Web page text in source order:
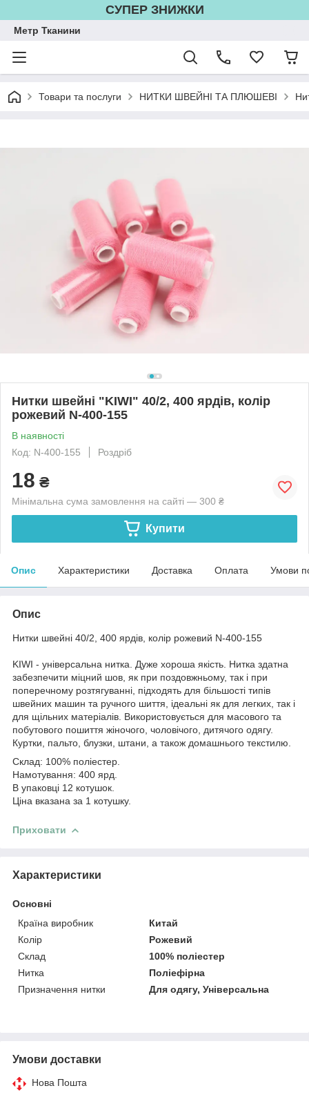
СУПЕР ЗНИЖКИ
Метр Тканини
Товари та послуги НИТКИ ШВЕЙНІ ТА ПЛЮШЕВІ
Нитки швейні "KIWI" 40/2, 400 ярдів, колір
рожевий N-400-155
В наявності
Код: N-400-155
Роздріб
18 ₴
Мінімальна сума замовлення на сайті — 300 ₴
Купити
Опис Характеристики Доставка Оплата Умови
Опис
Нитки швейні 40/2, 400 ярдів, колір рожевий N-400-155
KIWI - універсальна нитка. Дуже хороша якість. Нитка здатна
забезпечити міцний шов, як при поздовжньому, так і при
поперечному розтягуванні, підходять для більшості типів
швейних машин та ручного шиття, ідеальні як для легких, так і
для щільних матеріалів. Використовується для масового та
побутового пошиття жіночого, чоловічого, дитячого одягу.
Куртки, пальто, блузки, штани, а також домашнього текстилю.
Склад: 100% поліестер.
Намотування: 400 ярд.
В упаковці 12 котушок.
Ціна вказана за 1 котушку.
Приховати
Характеристики
Основні
Країна виробник
Китай
Колір
Рожевий
Склад
100% поліестер
Нитка
Поліефірна
Призначення нитки
Для одягу, Універсальна
Умови доставки
Нова Пошта